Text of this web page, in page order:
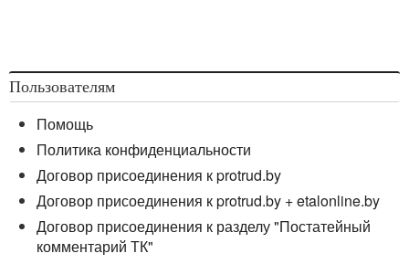
Пользователям
Помощь
Политика конфиденциальности
Договор присоединения к protrud.by
Договор присоединения к protrud.by + etalonline.by
Договор присоединения к разделу "Постатейный
комментарий ТК"